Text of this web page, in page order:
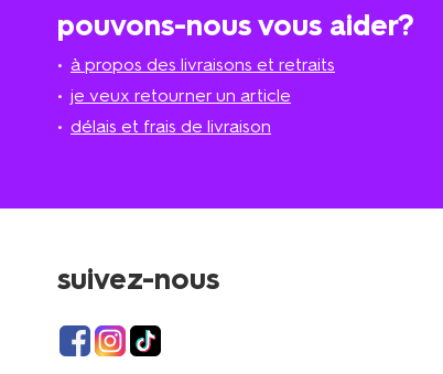
pouvons-nous vous aider?
à propos des livraisons et retraits
je veux retourner un article
délais et frais de livraison
suivez-nous